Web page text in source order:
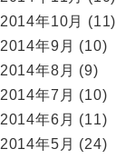
2014年10月
(11)
2014年9月 (10)
2014年8月 (9)
2014年7月 (10)
2014年6月 (11)
2014年5月 (24)